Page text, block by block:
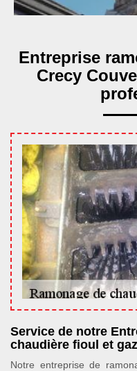
Entreprise
Crecy
Service de notre
chaudière fioul et
Notre entreprise de